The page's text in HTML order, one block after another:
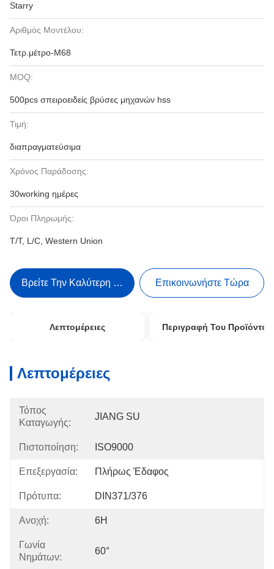
Starry
Αριθμός Μοντέλου:
Τετρ.μέτρο-M68
MOQ:
500pcs σπειροειδείς βρύσες μηχανών hss
Τιμή:
διαπραγματεύσιμα
Χρόνος Παράδοσης:
30working ημέρες
Όροι Πληρωμής:
T/T, L/C, Western Union
Βρείτε Την Καλύτερη Τιμή Επικοινωνήστε Τώρα
Λεπτομέρειες Περιγραφή Του Προϊόντος
Λεπτομέρειες
Τόπος
Καταγωγής:
JIANG SU
Πιστοποίηση: ISO9000
Επεξεργασία: Πλήρως Έδαφος
Πρότυπα: DIN371/376
Ανοχή: 6H
Γωνία
Νημάτων:
60°